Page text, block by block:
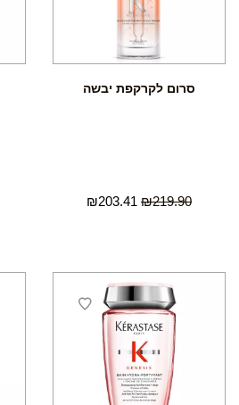
סרום לקרקפת יבשה
₪219.90
₪203.41